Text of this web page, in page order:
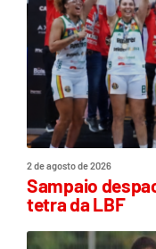
2 de agosto de 2026
Sampaio
tetra da LBF